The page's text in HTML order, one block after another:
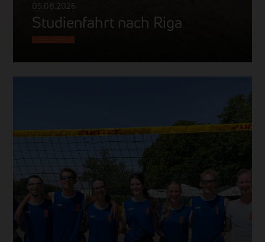
05.08.2026
Studienfahrt nach Riga